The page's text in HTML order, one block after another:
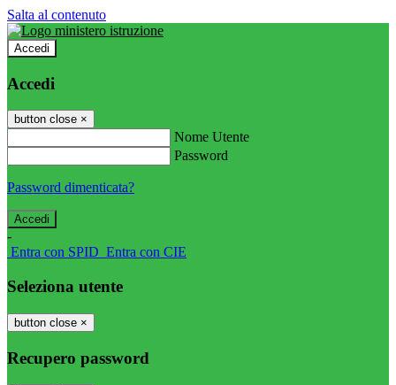
Salta al contenuto
Accedi
Accedi
button close ×
Nome Utente
Password
Password dimenticata?
-
Entra con SPID Entra con CIE
Seleziona utente
button close ×
Recupero password